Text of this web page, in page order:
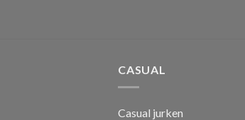
CASUAL
Casual jurken